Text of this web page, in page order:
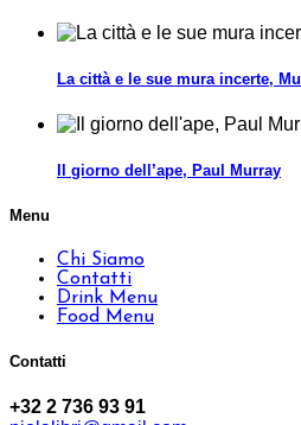
La città e le sue mura incerte,
Il giorno dell’ape, Paul Murray
Menu
Chi Siamo
Contatti
Drink Menu
Food Menu
Contatti
+32 2 736 93 91